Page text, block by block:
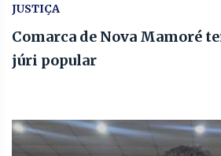
JUSTIÇA
Comarca de Nova Mamoré
júri popular